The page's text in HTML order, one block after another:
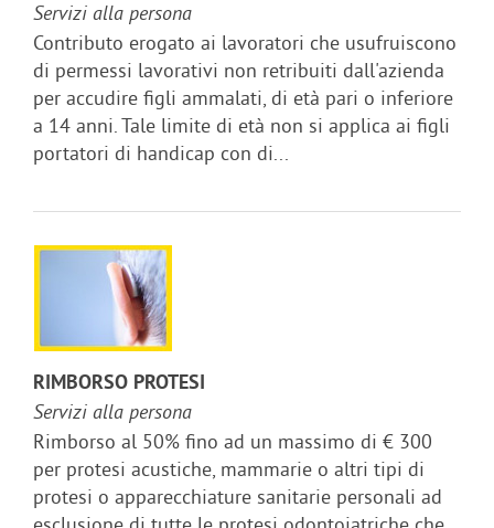
Servizi alla persona
Contributo erogato ai lavoratori che usufruiscono
di permessi lavorativi non retribuiti dall'azienda
per accudire figli ammalati, di età pari o inferiore
a 14 anni. Tale limite di età non si applica ai figli
portatori di handicap con di...
RIMBORSO PROTESI
Servizi alla persona
Rimborso al 50% fino ad un massimo di € 300
per protesi acustiche, mammarie o altri tipi di
protesi o apparecchiature sanitarie personali ad